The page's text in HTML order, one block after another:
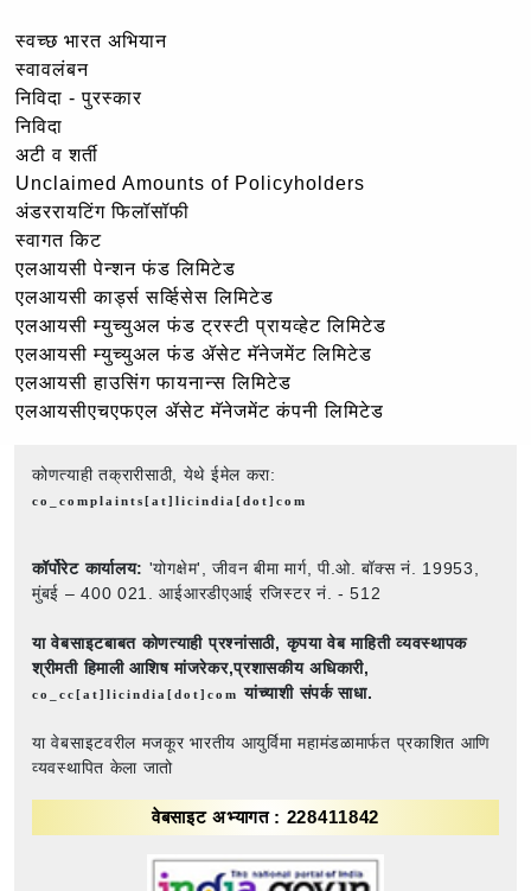
स्वच्छ भारत अभियान
स्वावलंबन
निविदा - पुरस्कार
निविदा
अटी व शर्ती
Unclaimed Amounts of Policyholders
अंडररायटिंग फिलॉसॉफी
स्वागत किट
एलआयसी पेन्शन फंड लिमिटेड
एलआयसी कार्ड्स सर्व्हिसेस लिमिटेड
एलआयसी म्युच्युअल फंड ट्रस्टी प्रायव्हेट लिमिटेड
एलआयसी म्युच्युअल फंड ॲसेट मॅनेजमेंट लिमिटेड
एलआयसी हाउसिंग फायनान्स लिमिटेड
एलआयसीएचएफएल ॲसेट मॅनेजमेंट कंपनी लिमिटेड
कोणत्याही तक्रारीसाठी, येथे ईमेल करा:
co_complaints[at]licindia[dot]com
कॉर्पोरेट कार्यालय: 'योगक्षेम', जीवन बीमा मार्ग, पी.ओ. बॉक्स नं. 19953,
मुंबई – 400 021. आईआरडीएआई रजिस्टर नं. - 512
या वेबसाइटबाबत कोणत्याही प्रश्नांसाठी, कृपया वेब माहिती व्यवस्थापक
श्रीमती हिमाली आशिष मांजरेकर,प्रशासकीय अधिकारी,
co_cc[at]licindia[dot]comयांच्याशी संपर्क साधा.
या वेबसाइटवरील मजकूर भारतीय आयुर्विमा महामंडळामार्फत प्रकाशित आणि
व्यवस्थापित केला जातो
वेबसाइट अभ्यागत : 228411842